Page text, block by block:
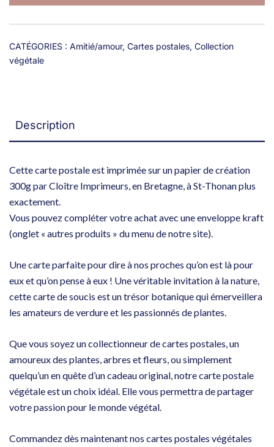
soucis
?
Je
CATÉGORIES : Amitié/amour, Cartes postales, Collection
végétale
Description
Cette carte postale est imprimée sur un papier de création
300g par Cloître Imprimeurs, en Bretagne, à St-Thonan plus
exactement.
Vous pouvez compléter votre achat avec une enveloppe kraft
(onglet « autres produits » du menu de notre site).
Une carte parfaite pour dire à nos proches qu’on est là pour
eux et qu’on pense à eux ! Une véritable invitation à la nature,
cette carte de soucis est un trésor botanique qui émerveillera
les amateurs de verdure et les passionnés de plantes.
Que vous soyez un collectionneur de cartes postales, un
amoureux des plantes, arbres et fleurs, ou simplement
quelqu’un en quête d’un cadeau original, notre carte postale
végétale est un choix idéal. Elle vous permettra de partager
votre passion pour le monde végétal.
Commandez dès maintenant nos cartes postales végétales